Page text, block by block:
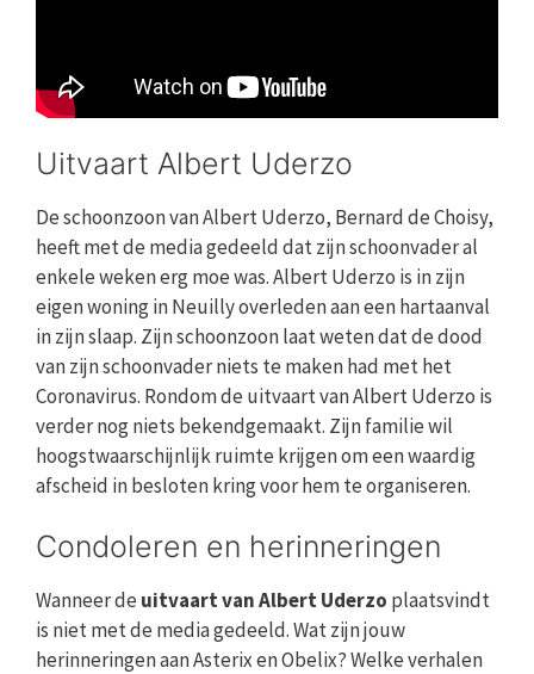
Uitvaart Albert Uderzo
De schoonzoon van Albert Uderzo, Bernard de Choisy,
heeft met de media gedeeld dat zijn schoonvader al
enkele weken erg moe was. Albert Uderzo is in zijn
eigen woning in Neuilly overleden aan een hartaanval
in zijn slaap. Zijn schoonzoon laat weten dat de dood
van zijn schoonvader niets te maken had met het
Coronavirus. Rondom de uitvaart van Albert Uderzo is
verder nog niets bekendgemaakt. Zijn familie wil
hoogstwaarschijnlijk ruimte krijgen om een waardig
afscheid in besloten kring voor hem te organiseren.
Condoleren en herinneringen
Wanneer de uitvaart van Albert Uderzo plaatsvindt
is niet met de media gedeeld. Wat zijn jouw
herinneringen aan Asterix en Obelix? Welke verhalen